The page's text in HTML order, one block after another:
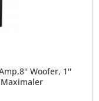
Woofer, 1''